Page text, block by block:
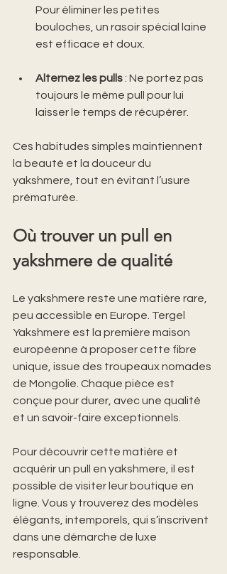
Pour éliminer les petites
bouloches, un rasoir spécial laine
est efficace et doux.
Alternez les pulls : Ne portez pas
toujours le même pull pour lui
laisser le temps de récupérer.
Ces habitudes simples maintiennent
la beauté et la douceur du
yakshmere, tout en évitant l’usure
prématurée.
Où trouver un pull en
yakshmere de qualité
Le yakshmere reste une matière rare,
peu accessible en Europe. Tergel
Yakshmere est la première maison
européenne à proposer cette fibre
unique, issue des troupeaux nomades
de Mongolie. Chaque pièce est
conçue pour durer, avec une qualité
et un savoir-faire exceptionnels.
Pour découvrir cette matière et
acquérir un pull en yakshmere, il est
possible de visiter leur boutique en
ligne. Vous y trouverez des modèles
élégants, intemporels, qui s’inscrivent
dans une démarche de luxe
responsable.